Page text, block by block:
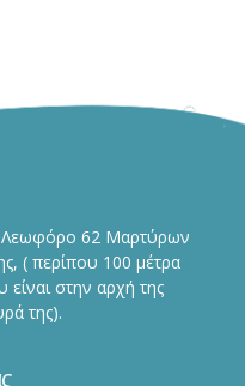
Λεωφόρο 62 Μαρτύρων
( περίπου 100 μέτρα
στην αρχή της
της).